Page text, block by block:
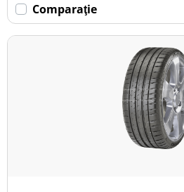
Comparaţie